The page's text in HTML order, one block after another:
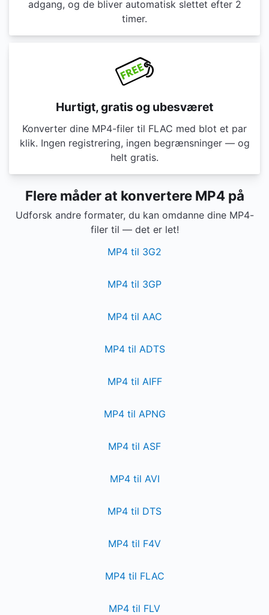
adgang, og de bliver automatisk slettet efter 2
timer.
Hurtigt, gratis og ubesværet
Konverter dine MP4-filer til FLAC med blot et par
klik. Ingen registrering, ingen begrænsninger — og
helt gratis.
Flere måder at konvertere MP4 på
Udforsk andre formater, du kan omdanne dine MP4-
filer til — det er let!
MP4 til 3G2
MP4 til 3GP
MP4 til AAC
MP4 til ADTS
MP4 til AIFF
MP4 til APNG
MP4 til ASF
MP4 til AVI
MP4 til DTS
MP4 til F4V
MP4 til FLAC
MP4 til FLV